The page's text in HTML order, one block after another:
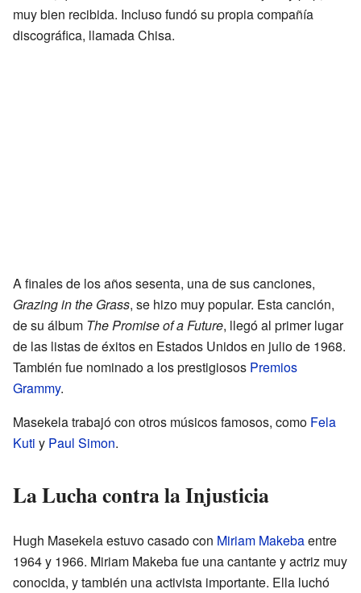
muy bien recibida. Incluso fundó su propia compañía
discográfica, llamada Chisa.
A finales de los años sesenta, una de sus canciones,
Grazing in the Grass, se hizo muy popular. Esta canción,
de su álbum The Promise of a Future, llegó al primer lugar
de las listas de éxitos en Estados Unidos en julio de 1968.
También fue nominado a los prestigiosos Premios
Grammy.
Masekela trabajó con otros músicos famosos, como Fela
Kuti y Paul Simon.
La Lucha contra la Injusticia
Hugh Masekela estuvo casado con Miriam Makebaentre
1964 y 1966. Miriam Makeba fue una cantante y actriz muy
conocida, y también una activista importante. Ella luchó